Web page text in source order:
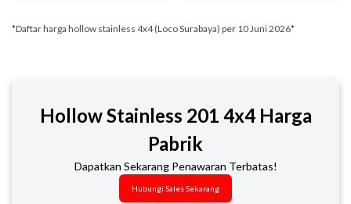
*Daftar harga hollow stainless 4x4 (Loco Surabaya) per 10 Juni 2026*
Hollow Stainless 201 4x4 Harga
Pabrik
Dapatkan Sekarang Penawaran Terbatas!
Hubungi Sales Sekarang